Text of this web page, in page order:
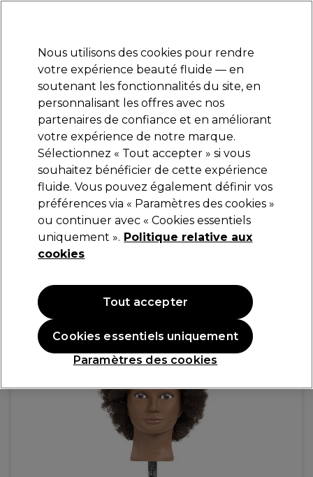
Se connecter
Marques Bons plans Coiffure Electro et Matériel
Livraison et délais
lire la suite
S-PRO Tête d'Apprentissage Zara 25-30 cm
Marron 3
113,50 €162,15 €
OFFRE
Nous utilisons des cookies pour rendre
votre expérience beauté fluide — en
soutenant les fonctionnalités du site, en
personnalisant les offres avec nos
partenaires de confiance et en améliorant
votre expérience de notre marque.
Sélectionnez « Tout accepter » si vous
souhaitez bénéficier de cette expérience
fluide. Vous pouvez également définir vos
préférences via « Paramètres des cookies »
ou continuer avec « Cookies essentiels
uniquement ». Politique relative aux
cookies
Paramètres des cookies
Cookies essentiels uniquement
Tout accepter